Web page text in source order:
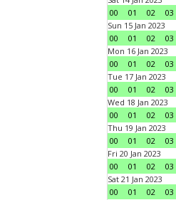
00
01 02 03
Sun 15 Jan 2023
00
01 02 03
Mon 16 Jan 2023
00
01 02 03
Tue 17 Jan 2023
00
01 02 03
Wed 18 Jan 2023
00
01 02 03
Thu 19 Jan 2023
00
01 02 03
Fri 20 Jan 2023
00
01 02 03
Sat 21 Jan 2023
00
01 02 03